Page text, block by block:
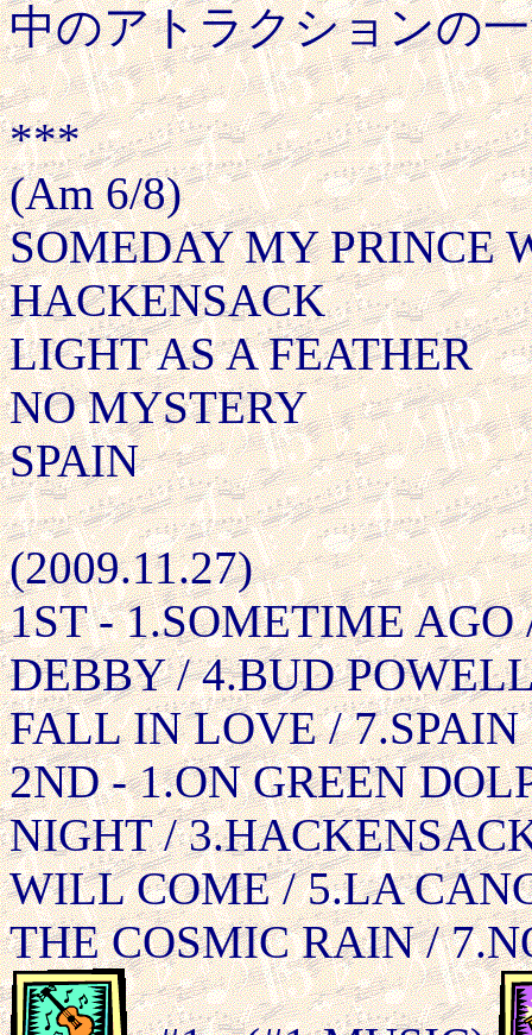
中のアトラクションの
***
(Am 6/8)
SOMEDAY MY PRINCE
HACKENSACK
LIGHT AS A FEATHER
NO MYSTERY
SPAIN
(2009.11.27)
1ST - 1.SOMETIME
DEBBY / 4.BUD
FALL IN LOVE / 7.SPAIN
2ND - 1.ON GREEN
NIGHT /
WILL COME / 5.LA
THE COSMIC RAIN /